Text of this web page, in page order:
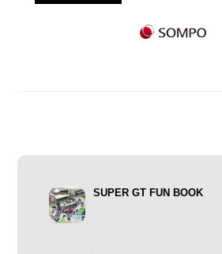
SUPER GT FUN BOOK